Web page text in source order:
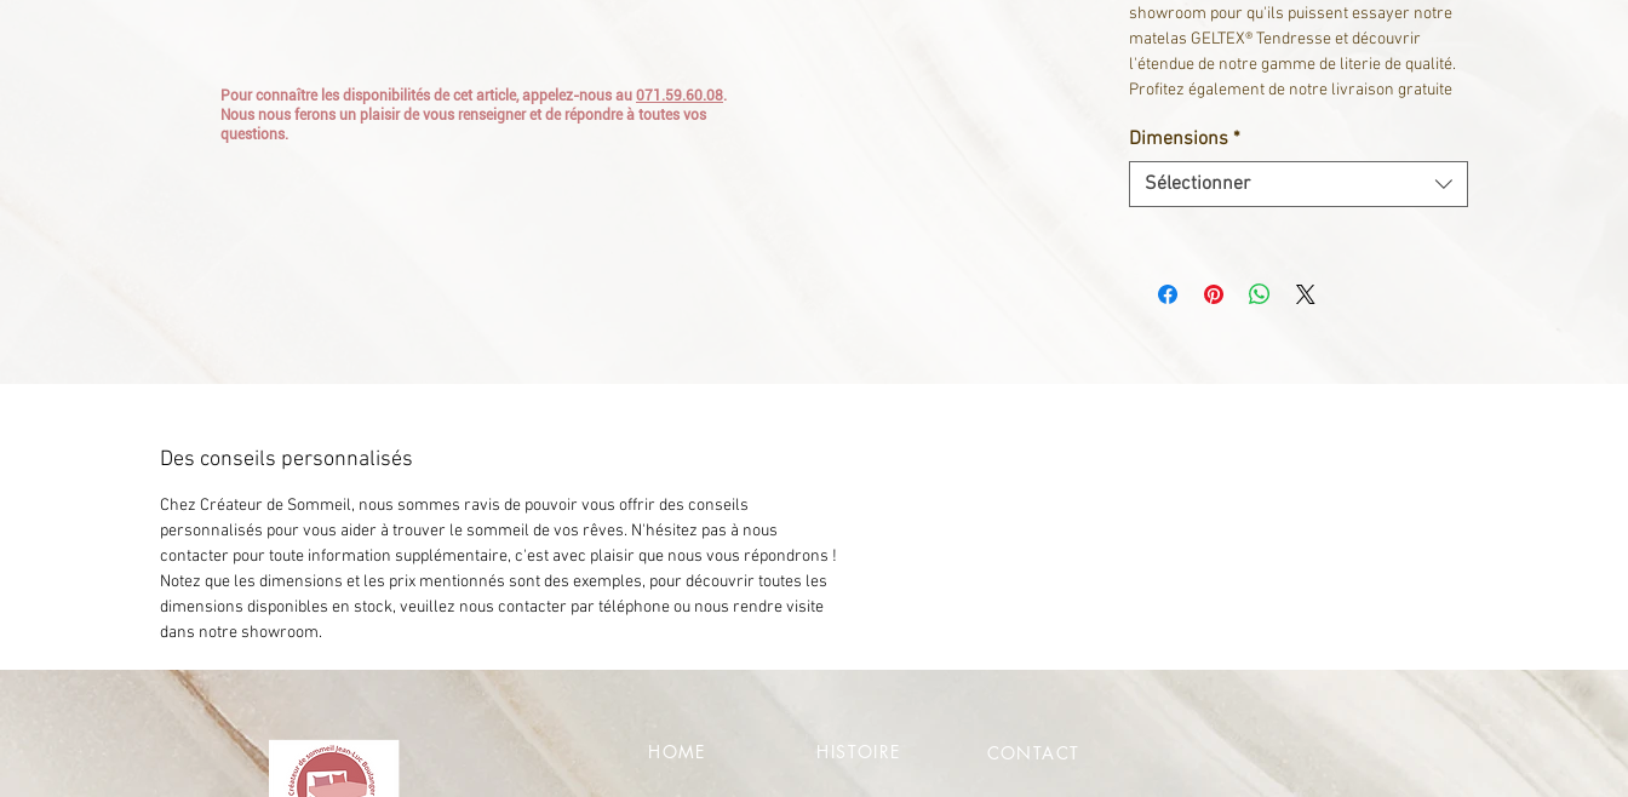
showroom pour qu'ils puissent essayer notre
matelas GELTEX® Tendresse et découvrir
l'étendue de notre gamme de literie de qualité.
Profitez également de notre livraison gratuite
tranquillité.
Dimensions *
Sélectionner
Des conseils personnalisés
Chez Créateur de Sommeil, nous sommes ravis de pouvoir vous offrir des conseils
personnalisés pour vous aider à trouver le sommeil de vos rêves. N'hésitez pas à nous
contacter pour toute information supplémentaire, c'est avec plaisir que nous vous répondrons !
Notez que les dimensions et les prix mentionnés sont des exemples, pour découvrir toutes les
dimensions disponibles en stock, veuillez nous contacter par téléphone ou nous rendre visite
dans notre showroom.
Pour connaître les disponibilités de cet article, appelez-nous au 071.59.60.08.
Nous nous ferons un plaisir de vous renseigner et de répondre à toutes vos
questions.
HOME HISTOIRE CONTACT